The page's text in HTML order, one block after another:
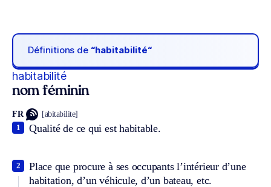
Définitions de “habitabilité“
habitabilité
nom féminin
FR [abitabilite]
Qualité de ce qui est habitable.
1
Place que procure à ses occupants l’intérieur d’une
habitation, d’un véhicule, d’un bateau, etc.
2